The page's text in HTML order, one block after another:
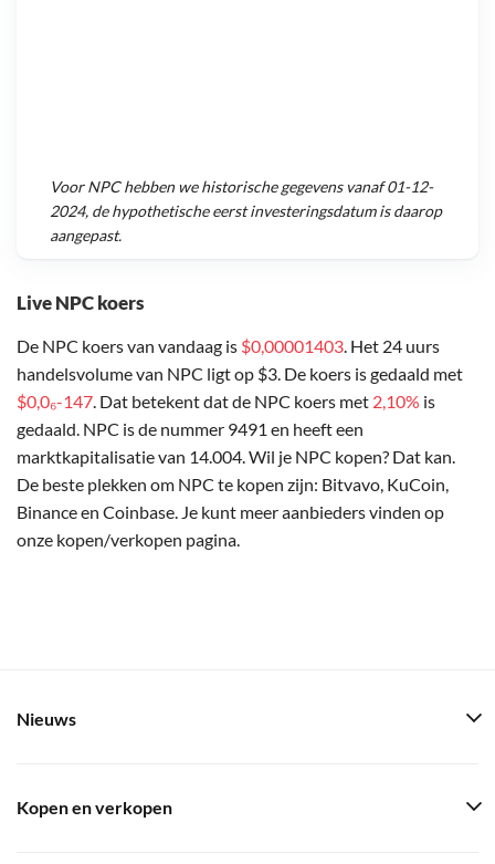
Live NPC koers
De NPC koers van vandaag is $0,00001403. Het 24 uurs
handelsvolume van NPC ligt op $3. De koers is gedaald met
$0,0₆-147. Dat betekent dat de NPC koers met 2,10% is
gedaald. NPC is de nummer 9491 en heeft een
marktkapitalisatie van 14.004. Wil je NPC kopen? Dat kan.
De beste plekken om NPC te kopen zijn: Bitvavo, KuCoin,
Binance en Coinbase. Je kunt meer aanbieders vinden op
onze kopen/verkopen pagina.
VoorNPChebben we historische gegevens vanaf01-12-
2024, de hypothetische eerst investeringsdatum is daarop
aangepast.
Nieuws
Kopen en verkopen